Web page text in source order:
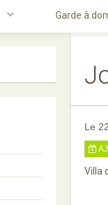
Garde à
Le
Villa